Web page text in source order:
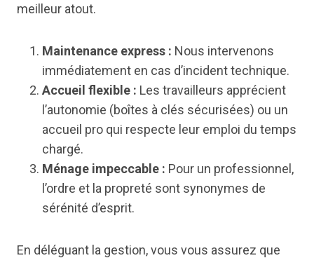
meilleur atout.
Maintenance express : Nous intervenons
immédiatement en cas d’incident technique.
Accueil flexible : Les travailleurs apprécient
l’autonomie (boîtes à clés sécurisées) ou un
accueil pro qui respecte leur emploi du temps
chargé.
Ménage impeccable : Pour un professionnel,
l’ordre et la propreté sont synonymes de
sérénité d’esprit.
En déléguant la gestion, vous vous assurez que